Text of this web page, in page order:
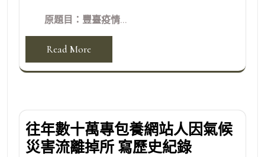
原題目：豐臺疫情...
Read More
往年數十萬專包養網站人因氣候
災害流離掉所 寫歷史紀錄